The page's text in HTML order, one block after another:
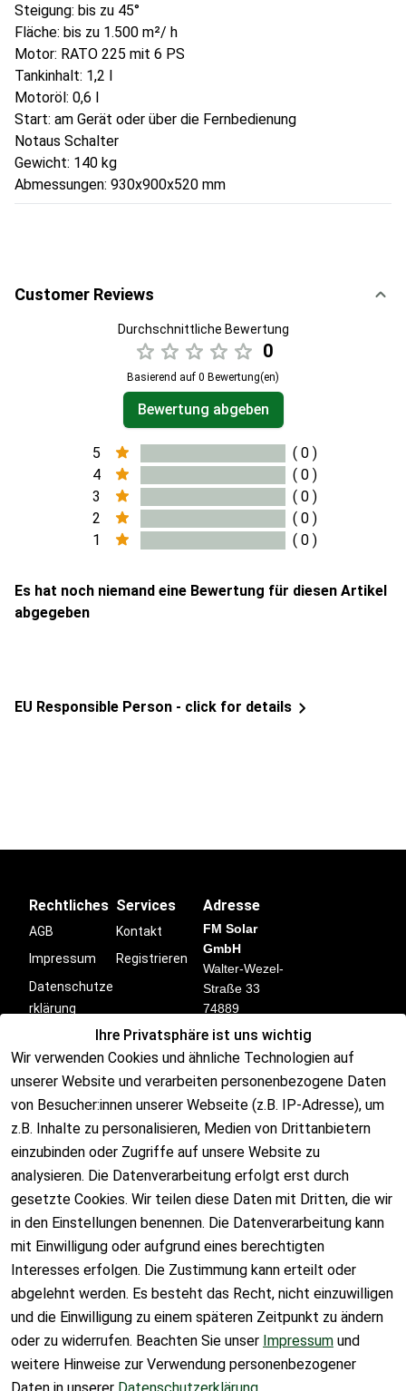
Steigung: bis zu 45°
Fläche: bis zu 1.500 m²/ h
Motor: RATO 225 mit 6 PS
Tankinhalt: 1,2 l
Motoröl: 0,6 l
Start: am Gerät oder über die Fernbedienung
Notaus Schalter
Gewicht: 140 kg
Abmessungen: 930x900x520 mm
Customer Reviews
Durchschnittliche Bewertung
0
Basierend auf 0 Bewertung(en)
Bewertung abgeben
5
( 0 )
4
( 0 )
3
( 0 )
2
( 0 )
1
( 0 )
Es hat noch niemand eine Bewertung für diesen Artikel
abgegeben
EU Responsible Person - click for details
Ihre Privatsphäre ist uns wichtig
Wir verwenden Cookies und ähnliche Technologien auf
unserer Website und verarbeiten personenbezogene Daten
von Besucher:innen unserer Webseite (z.B. IP-Adresse), um
z.B. Inhalte zu personalisieren, Medien von Drittanbietern
einzubinden oder Zugriffe auf unsere Website zu
analysieren. Die Datenverarbeitung erfolgt erst durch
gesetzte Cookies. Wir teilen diese Daten mit Dritten, die wir
in den Einstellungen benennen. Die Datenverarbeitung kann
mit Einwilligung oder aufgrund eines berechtigten
Interesses erfolgen. Die Zustimmung kann erteilt oder
abgelehnt werden. Es besteht das Recht, nicht einzuwilligen
und die Einwilligung zu einem späteren Zeitpunkt zu ändern
oder zu widerrufen. Beachten Sie unser Impressum und
weitere Hinweise zur Verwendung personenbezogener
Rechtliches
AGB
Impressum
Datenschutze
rklärung
Barrierefreihei
tserklärung
Widerrufsrech
t
Services
Kontakt
Registrieren
Adresse
FM Solar
GmbH
Walter-Wezel-
Straße 33
74889
Sinsheim
Deutschland
Kontakt
      📞 07260
8499914
      ✉️
info@fm-
solar.de